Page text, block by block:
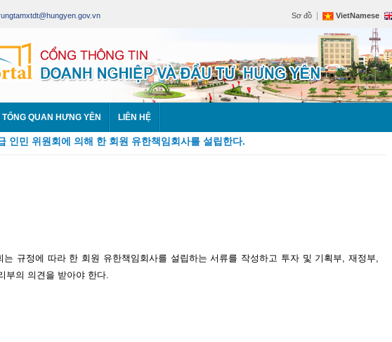
Sơ đồ VietNamese
TỔNG QUAN HƯNG YÊN LIÊN HỆ
인민 위원회에 의해 한 회원 유한책임회사를 설립한다.
는 규정에 따라 한 회원 유한책임회사를 설립하는 서류를 작성하고 투자 및 기획부, 재정부,
부의 의견을 받아야 한다.